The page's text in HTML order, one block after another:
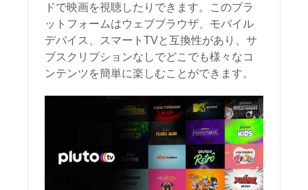
ドで映画を視聴したりできます。このプラ
ットフォームはウェブブラウザ、モバイル
デバイス、スマートTVと互換性があり、サ
ブスクリプションなしでどこでも様々なコ
ンテンツを簡単に楽しむことができます。